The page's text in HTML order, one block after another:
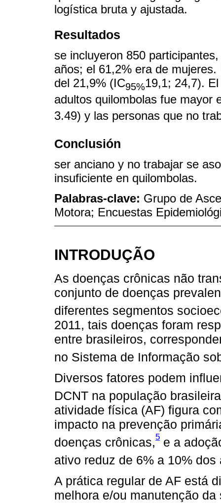
logística bruta y ajustada.
Resultados
se incluyeron 850
años; el 61,2% era de
del 21,9% (IC95%19,1; 24,7).
adultos quilombolas fue mayor
3.49) y las personas que no
Conclusión
ser anciano y no trabajar se
insuficiente en quilombolas.
Palabras-clave: Grupo de
Motora; Encuestas
INTRODUÇÃO
As doenças crônicas não
conjunto de doenças
diferentes segmentos
2011, tais doenças foram
entre brasileiros,
no Sistema de Informação
Diversos fatores podem
DCNT na população
atividade física (AF) figura
impacto na prevenção
doenças crônicas,5 e a
ativo reduz de 6% a 10%
A prática regular de AF está
melhora e/ou manutenção